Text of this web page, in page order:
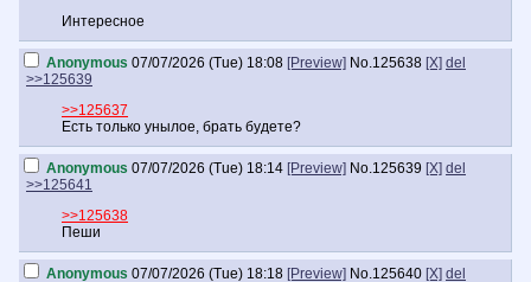
Интересное
Anonymous 07/07/2026 (Tue) 18:08 [Preview] No.125638 [X] del
>>125639
>>125637
Есть только унылое, брать будете?
Anonymous 07/07/2026 (Tue) 18:14 [Preview] No.125639 [X] del
>>125641
>>125638
Пеши
Anonymous 07/07/2026 (Tue) 18:18 [Preview] No.125640 [X] del